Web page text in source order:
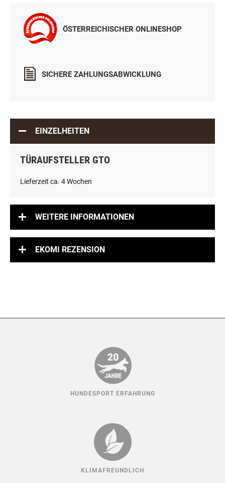
ÖSTERREICHISCHER ONLINESHOP
SICHERE ZAHLUNGSABWICKLUNG
EINZELHEITEN
TÜRAUFSTELLER GTO
Lieferzeit ca. 4 Wochen
WEITERE INFORMATIONEN
EKOMI REZENSION
HUNDESPORT ERFAHRUNG
KLIMAFREUNDLICH